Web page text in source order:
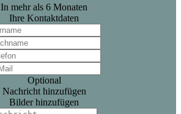
In mehr als 6 Monaten
Ihre Kontaktdaten
Optional
Nachricht hinzufügen
Bilder hinzufügen